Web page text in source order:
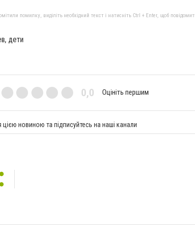
помилку, виділіть необхідний текст і натисніть Ctrl + Enter, щоб
дети
0,0 Оцініть першим
цією новиною та підписуйтесь на наші канали